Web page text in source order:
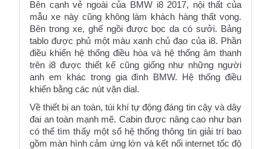
Bên cạnh vẻ ngoài của BMW i8 2017, nội thất của
mẫu xe này cũng không làm khách hàng thất vọng.
Bên trong xe, ghế ngồi được bọc da có sưởi. Bảng
tablo được phủ một màu xanh chủ đạo của i8. Phần
điều khiển hệ thống điều hòa và hệ thống âm thanh
trên i8 được thiết kế cũng giống như những người
anh em khác trong gia đình BMW. Hệ thống điều
khiển bằng các nút vặn dial.
Về thiết bị an toàn, túi khí tự động đáng tin cậy và dây
đai an toàn mạnh mẽ. Cabin được nâng cao như bạn
có thể tìm thấy một số hệ thống thông tin giải trí bao
gồm màn hình cảm ứng lớn và kết nối internet tốc độ